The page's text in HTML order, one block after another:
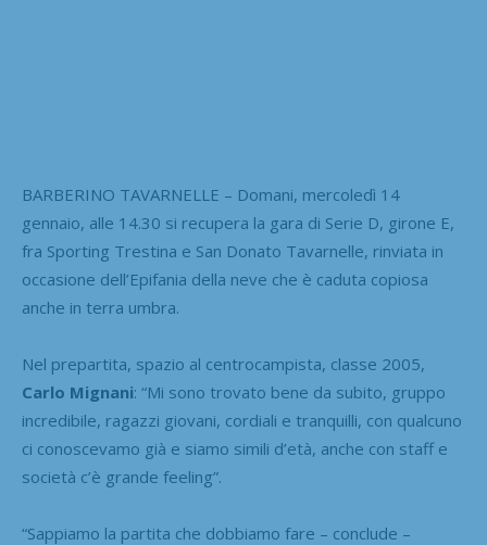
BARBERINO TAVARNELLE – Domani, mercoledì 14
gennaio, alle 14.30 si recupera la gara di Serie D, girone E,
fra Sporting Trestina e San Donato Tavarnelle, rinviata in
occasione dell’Epifania della neve che è caduta copiosa
anche in terra umbra.
Nel prepartita, spazio al centrocampista, classe 2005,
Carlo Mignani: “Mi sono trovato bene da subito, gruppo
incredibile, ragazzi giovani, cordiali e tranquilli, con qualcuno
ci conoscevamo già e siamo simili d’età, anche con staff e
società c’è grande feeling”.
“Sappiamo la partita che dobbiamo fare – conclude –